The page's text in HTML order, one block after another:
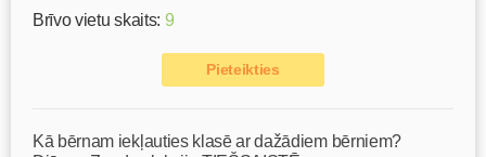
Brīvo vietu skaits: 9
Pieteikties
Kā bērnam iekļauties klasē ar dažādiem bērniem?